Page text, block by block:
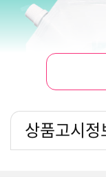
상품고시정